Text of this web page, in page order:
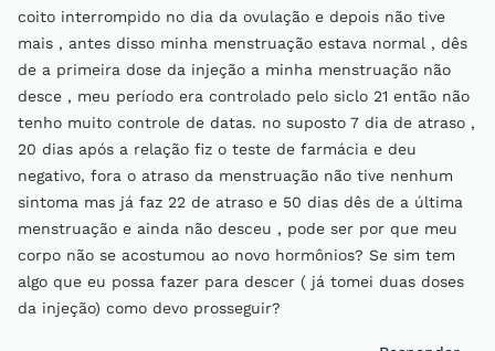
coito interrompido no dia da ovulação e depois não tive
mais , antes disso minha menstruação estava normal , dês
de a primeira dose da injeção a minha menstruação não
desce , meu período era controlado pelo siclo 21 então não
tenho muito controle de datas. no suposto 7 dia de atraso ,
20 dias após a relação fiz o teste de farmácia e deu
negativo, fora o atraso da menstruação não tive nenhum
sintoma mas já faz 22 de atraso e 50 dias dês de a última
menstruação e ainda não desceu , pode ser por que meu
corpo não se acostumou ao novo hormônios? Se sim tem
algo que eu possa fazer para descer ( já tomei duas doses
da injeção) como devo prosseguir?